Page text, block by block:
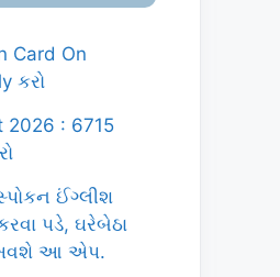
Card On
કરો
2026 : 6715
ઈંગ્લીશ
પડે, ઘરેબેઠા
આ એપ.